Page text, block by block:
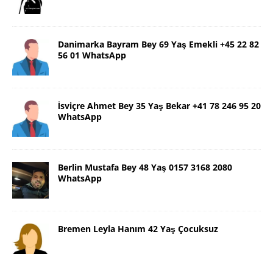
Danimarka Bayram Bey 69 Yaş Emekli +45 22 82
56 01 WhatsApp
İsviçre Ahmet Bey 35 Yaş Bekar +41 78 246 95 20
WhatsApp
Berlin Mustafa Bey 48 Yaş 0157 3168 2080
WhatsApp
Bremen Leyla Hanım 42 Yaş Çocuksuz